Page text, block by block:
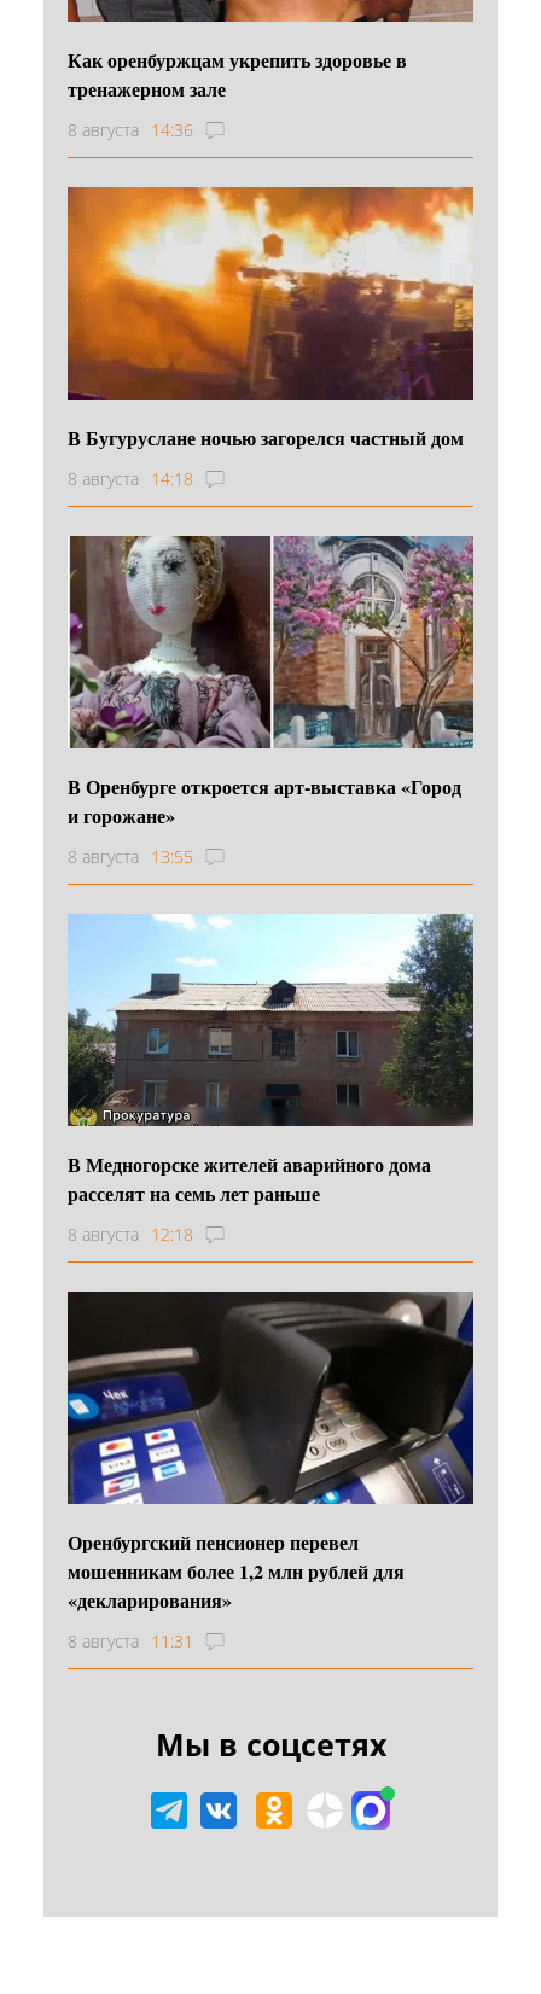
Как оренбуржцам укрепить здоровье в
тренажерном зале
8 августа 14:36
В Бугуруслане ночью загорелся частный дом
8 августа 14:18
В Оренбурге откроется арт-выставка «Город
и горожане»
8 августа 13:55
В Медногорске жителей аварийного дома
расселят на семь лет раньше
8 августа 12:18
Оренбургский пенсионер перевел
мошенникам более 1,2 млн рублей для
«декларирования»
8 августа 11:31
Мы в соцсетях